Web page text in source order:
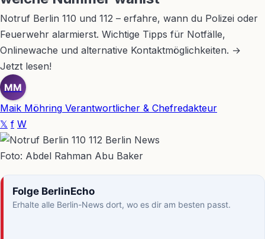
Notruf Berlin 110 und 112 – erfahre, wann du Polizei oder
Feuerwehr alarmierst. Wichtige Tipps für Notfälle,
Onlinewache und alternative Kontaktmöglichkeiten. →
Jetzt lesen!
MM
Maik Möhring Verantwortlicher & Chefredakteur
𝕏 f W
Foto: Abdel Rahman Abu Baker
Folge BerlinEcho
Erhalte alle Berlin-News dort, wo es dir am besten passt.